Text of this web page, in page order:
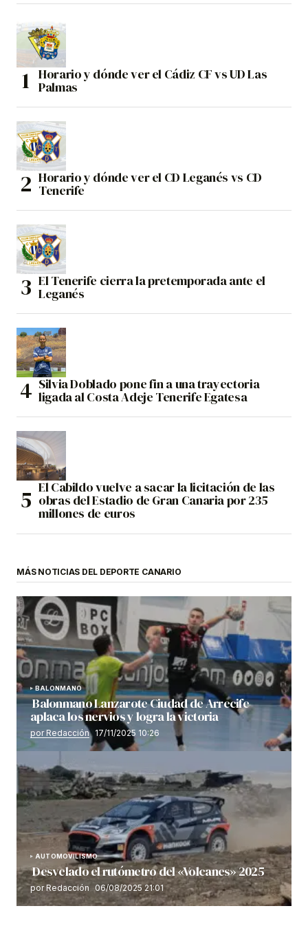
Horario y dónde ver el Cádiz CF vs UD Las
Palmas
Horario y dónde ver el CD Leganés vs CD
Tenerife
El Tenerife cierra la pretemporada ante el
Leganés
Silvia Doblado pone fin a una trayectoria
ligada al Costa Adeje Tenerife Egatesa
El Cabildo vuelve a sacar la licitación de las
obras del Estadio de Gran Canaria por 235
millones de euros
MÁS NOTICIAS DEL DEPORTE CANARIO
BALONMANO
Balonmano Lanzarote Ciudad de Arrecife
aplaca los nervios y logra la victoria
por Redacción 17/11/2025 10:26
AUTOMOVILISMO
Desvelado el rutómetro del «Volcanes» 2025
por Redacción 06/08/2025 21:01